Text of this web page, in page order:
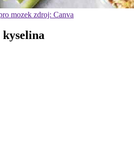
mozek zdroj: Canva
kyselina